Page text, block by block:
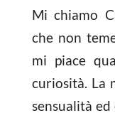
Mi chiamo
che non
mi piace
curiosità. La
sensualità ed